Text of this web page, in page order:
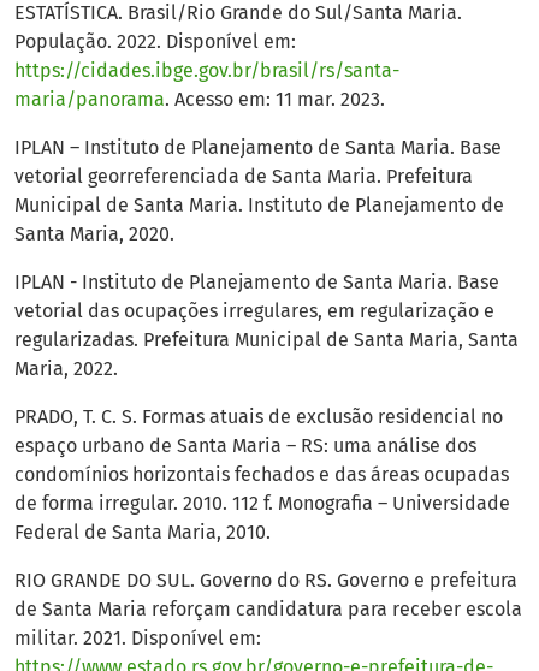
ESTATÍSTICA. Brasil/Rio Grande do Sul/Santa Maria.
População. 2022. Disponível em:
https://cidades.ibge.gov.br/brasil/rs/santa-
maria/panorama. Acesso em: 11 mar. 2023.
IPLAN – Instituto de Planejamento de Santa Maria. Base
vetorial georreferenciada de Santa Maria. Prefeitura
Municipal de Santa Maria. Instituto de Planejamento de
Santa Maria, 2020.
IPLAN - Instituto de Planejamento de Santa Maria. Base
vetorial das ocupações irregulares, em regularização e
regularizadas. Prefeitura Municipal de Santa Maria, Santa
Maria, 2022.
PRADO, T. C. S. Formas atuais de exclusão residencial no
espaço urbano de Santa Maria – RS: uma análise dos
condomínios horizontais fechados e das áreas ocupadas
de forma irregular. 2010. 112 f. Monografia – Universidade
Federal de Santa Maria, 2010.
RIO GRANDE DO SUL. Governo do RS. Governo e prefeitura
de Santa Maria reforçam candidatura para receber escola
militar. 2021. Disponível em: